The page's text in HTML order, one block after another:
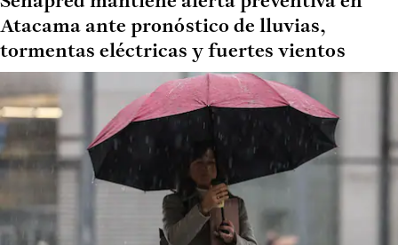
Atacama ante pronóstico de lluvias,
tormentas eléctricas y fuertes vientos